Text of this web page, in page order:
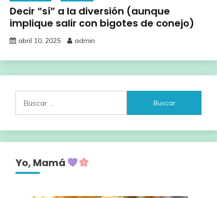
Decir “sí” a la diversión (aunque
implique salir con bigotes de conejo)
abril 10, 2025 admin
Yo, Mamá